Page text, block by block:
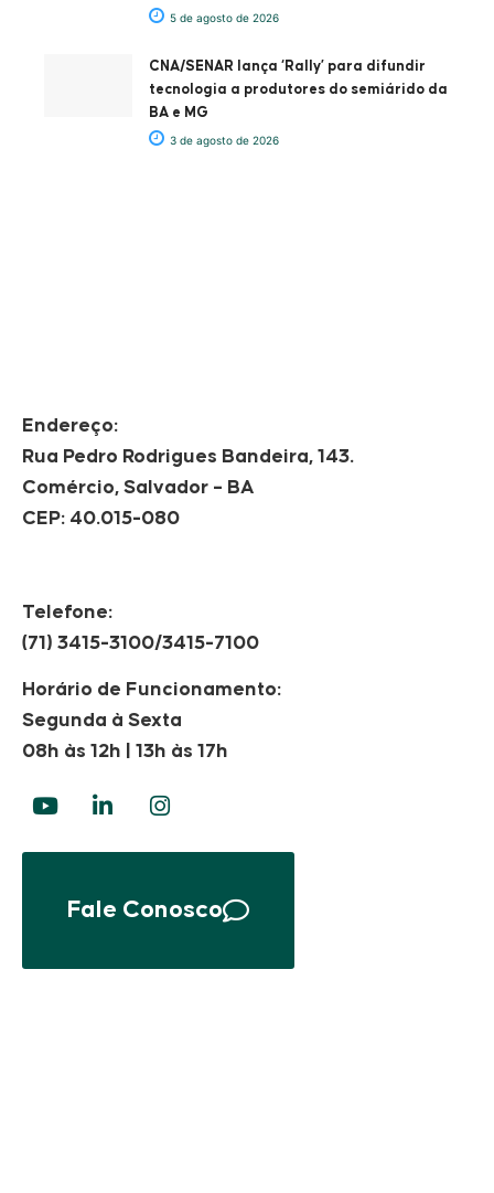
5 de agosto de 2026
CNA/SENAR lança ‘Rally’ para difundir
tecnologia a produtores do semiárido da
BA e MG
3 de agosto de 2026
Endereço:
Rua Pedro Rodrigues Bandeira, 143.
Comércio, Salvador – BA
CEP: 40.015-080
Telefone:
(71) 3415-3100/3415-7100
Horário de Funcionamento:
Segunda à Sexta
08h às 12h | 13h às 17h
Fale Conosco